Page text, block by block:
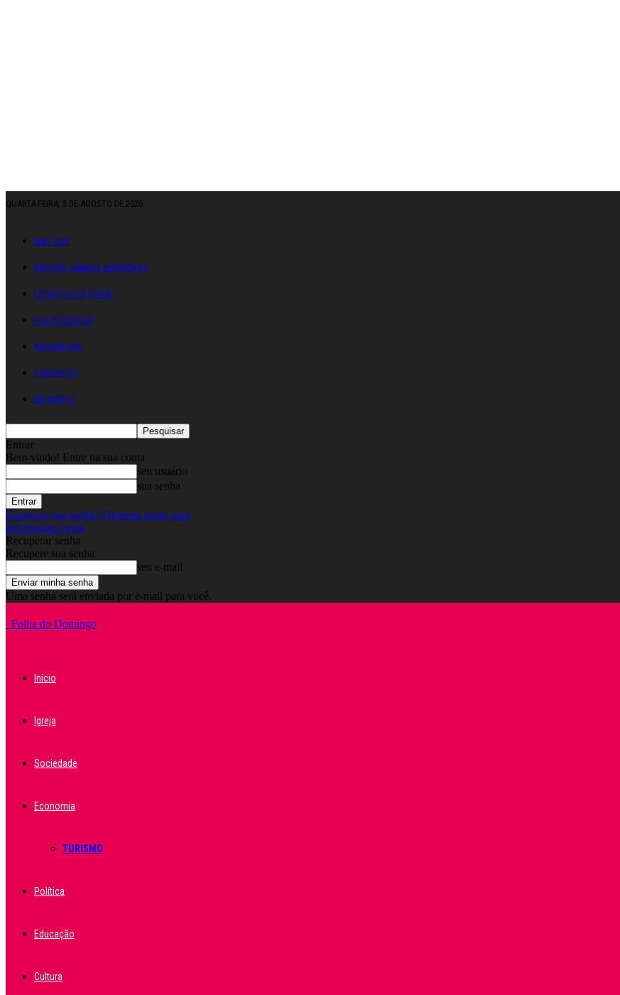
QUARTA-FEIRA, 5 DE AGOSTO DE 2026
ANO: CXII
DIRETOR: SAMUEL MENDONÇA
ESTATUTO EDITORIAL
FICHA TÉCNICA
ASSINATURA
CONTACTO
EM DIRETO
Entrar
Bem-vindo! Entre na sua conta
seu usuário
sua senha
Esqueceu sua senha? Obtenha ajuda aqui
Informação Legal
Recuperar senha
Recupere sua senha
seu e-mail
Uma senha será enviada por e-mail para você.
Folha do Domingo
Início
Igreja
Sociedade
Economia
TURISMO
Política
Educação
Cultura